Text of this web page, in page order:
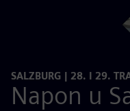
SALZBURG | 28. I 29.
Napon u